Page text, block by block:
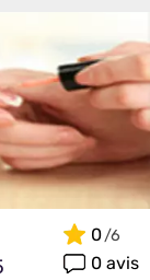
0
0 avis